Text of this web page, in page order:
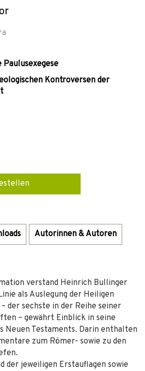
Kontroversen der
Autorinnen & Autoren
verstand Heinrich Bullinger
als Auslegung der Heiligen
der sechste in der Reihe seiner
– gewährt Einblick in seine
Neuen Testaments. Darin enthalten
zum Römer- sowie zu den
der jeweiligen Erstauflagen sowie